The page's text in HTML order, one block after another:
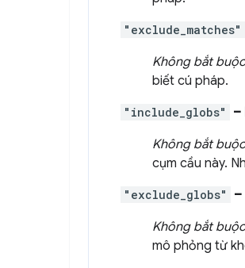
"exclude_matches"
Không bắt buộc
biết cú pháp.
"include_globs"
–
Không bắt buộc
cụm cầu này.
"exclude_globs"
–
Không bắt buộc
mô phỏng từ